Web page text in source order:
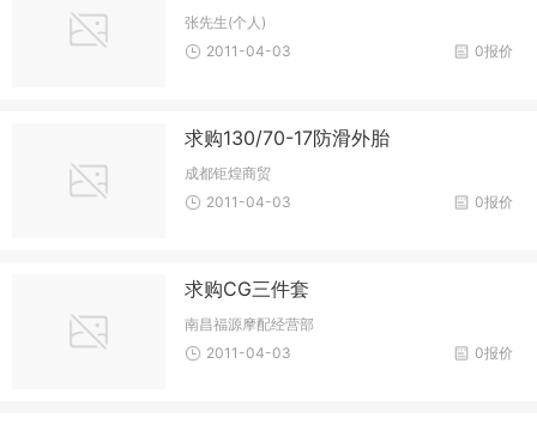
张先生(个人)
0报价
2011-04-03
求购130/70-17防滑外胎
成都钜煌商贸
0报价
2011-04-03
求购CG三件套
南昌福源摩配经营部
0报价
2011-04-03